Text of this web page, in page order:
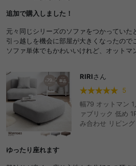
追加で購入しました！
元々同じシリーズのソファをつかっていた
引っ越しを機会に部屋が大きくなったの
ソファ単体でもかわいいけれど、オットマ
RIRIさん
5
幅79 オットマン
ァブリック 低め
み合わせ リビン
ゆったり座れます